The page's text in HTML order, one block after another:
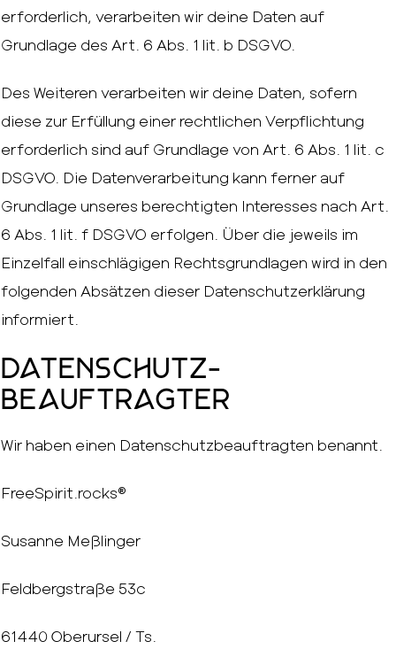
erforderlich, verarbeiten wir deine Daten auf
Grundlage des Art. 6 Abs. 1 lit. b DSGVO.
Des Weiteren verarbeiten wir deine Daten, sofern
diese zur Erfüllung einer rechtlichen Verpflichtung
erforderlich sind auf Grundlage von Art. 6 Abs. 1 lit. c
DSGVO. Die Datenverarbeitung kann ferner auf
Grundlage unseres berechtigten Interesses nach Art.
6 Abs. 1 lit. f DSGVO erfolgen. Über die jeweils im
Einzelfall einschlägigen Rechtsgrundlagen wird in den
folgenden Absätzen dieser Datenschutzerklärung
informiert.
Datenschutz­
beauftragter
Wir haben einen Datenschutzbeauftragten benannt.
FreeSpirit.rocks®
Susanne Meßlinger
Feldbergstraße 53c
61440 Oberursel / Ts.